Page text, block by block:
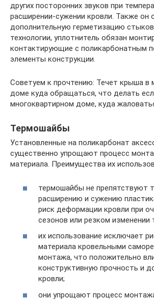
других посторонних звуков при
расширении-сужении кровли. Также он
дополнительную герметизацию
технологии, уплотнитель обязан
контактирующие с поликарбонатным
элементы конструкции.
Советуем к прочтению: Течет крыша в
доме куда обращаться, что делать
многоквартирном доме, куда
Термошайбы
Установленные на поликарбонат
существенно упрощают процесс
материала. Преимущества их
термошайбы не препятствуют
расширению и сужению
риск деформации кровли при
сезонов или резком изменении
их использование исключает
материала кровельными
монтажа, что положительно
конструктивную прочность и
кровли;
они упрощают процесс